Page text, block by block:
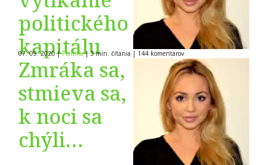
politického
kapitálu
07. 09. 2020| Politika | 3 min. čítania | 144 komentárov
Zmráka sa,
stmieva sa,
k noci sa
chýli…